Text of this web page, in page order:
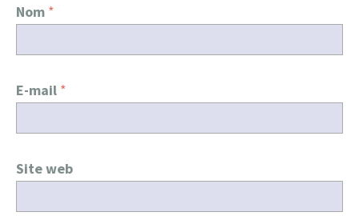
Nom *
E-mail *
Site web